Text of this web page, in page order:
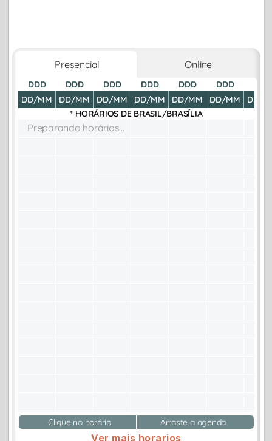
Presencial Online
DDD
DD/MM
DDD
DD/MM
DDD
DD/MM
DDD
DD/MM
DDD
DD/MM
DDD
DD/MM
DD/
* HORÁRIOS DE BRASIL/BRASÍLIA
Preparando horários...
Clique no horário Arraste a agenda
Ver mais horarios